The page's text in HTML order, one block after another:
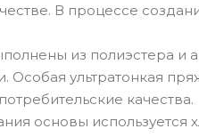
В процессе
из полиэстера и
Особая ультратонкая
качества.
основы